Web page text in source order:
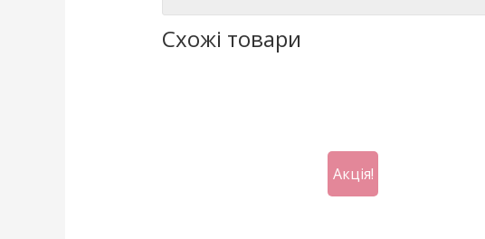
Схожі товари
Акція!